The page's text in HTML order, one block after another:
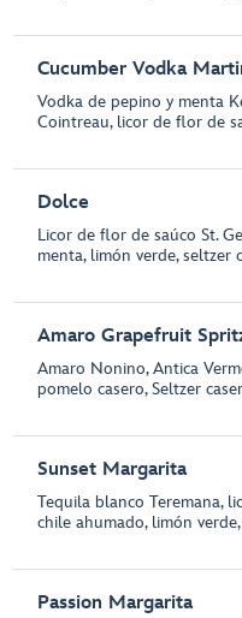
Cucumber Vodka
Vodka de pepino y menta
Cointreau, licor de flor de
Dolce
Licor de flor de saúco St.
menta, limón verde, seltzer
Amaro Grapefruit
Amaro Nonino, Antica
pomelo casero, Seltzer
Sunset Margarita
Tequila blanco Teremana,
chile ahumado, limón
Passion Margarita